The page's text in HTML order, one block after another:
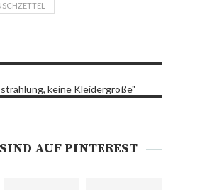
keine Kleidergröße"
AUF PINTEREST